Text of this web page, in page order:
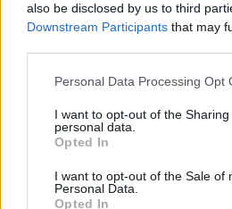
also be disclosed by us to third
Downstream Participants that may
Personal Data Processing Opt
I want to opt-out of the
personal data.
Opted In
I want to opt-out of the Sale of
Personal Data.
Opted In
Comenta o pregunta lo que